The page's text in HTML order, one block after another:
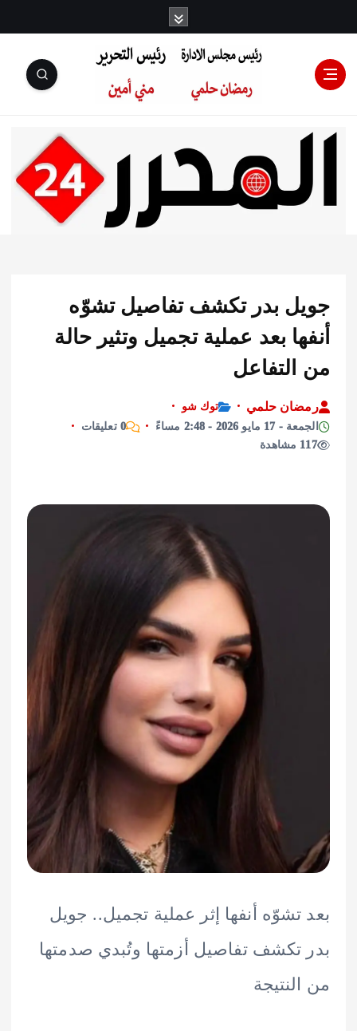
رئيس مجلس
الإدارة: رمضان
التحرير:مني أمين
بدر تكشف تفاصيل تشوّه
بعد عملية تجميل وتثير حالة
حلمي
توك شو
2026 - 2:48 مساءً
0 تعليقات
أنفها إثر عملية تجميل.. جويل
تفاصيل أزمتها وتُبدي صدمتها